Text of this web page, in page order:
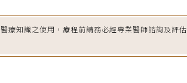
療知識之使用，療程前請務必經專業醫師諮詢及評估